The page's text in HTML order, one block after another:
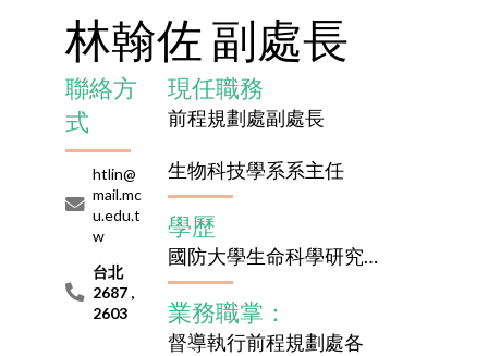
林翰佐 副處長
聯絡方
式
htlin@
mail.mc
u.edu.t
w
台北
2687 ,
2603
現任職務
前程規劃處副處長
生物科技學系系主任
學歷
國防大學生命科學研究所博士
業務職掌：
督導執行前程規劃處各